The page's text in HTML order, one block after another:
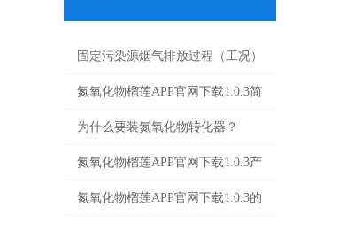
固定污染源烟气排放过程（工况）
监控系统安装及验收技术指南
氮氧化物榴莲APP官网下载1.0.3简
介
为什么要装氮氧化物转化器？
氮氧化物榴莲APP官网下载1.0.3产
品样册-机箱式-英文版
氮氧化物榴莲APP官网下载1.0.3的